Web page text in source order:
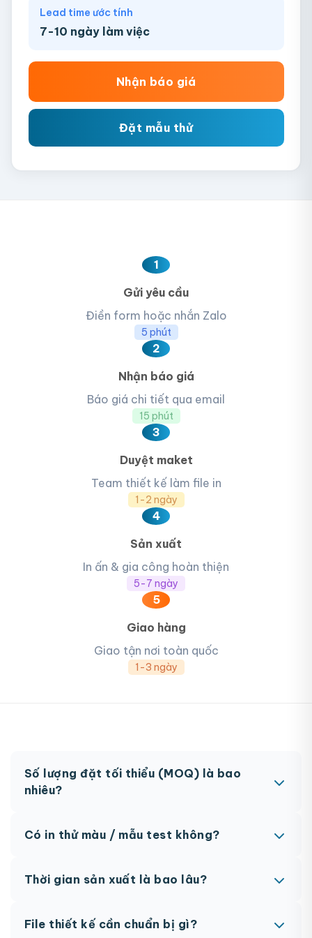
Lead time ước tính
7-10 ngày làm việc
Nhận báo giá
Đặt mẫu thử
1
Gửi yêu cầu
Điền form hoặc nhắn Zalo
5 phút
2
Nhận báo giá
Báo giá chi tiết qua email
15 phút
3
Duyệt maket
Team thiết kế làm file in
1-2 ngày
4
Sản xuất
In ấn & gia công hoàn thiện
5-7 ngày
5
Giao hàng
Giao tận nơi toàn quốc
1-3 ngày
Số lượng đặt tối thiểu (MOQ) là bao
nhiêu?
đặc biệt có thể có MOQ khác nhau.
Có in thử màu / mẫu test không?
trà. Chi phí in thử sẽ được tính vào đơn hàng
Thời gian sản xuất là bao lâu?
maket. Có thể rút ngắn nếu cần gấp, vui lòng liên
File thiết kế cần chuẩn bị gì?